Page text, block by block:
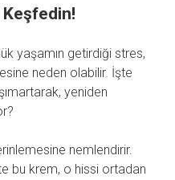
Keşfedin!
yaşamın getirdiği stres,
neden olabilir. İşte
yeniden
nemlendirir.
bu krem, o hissi ortadan